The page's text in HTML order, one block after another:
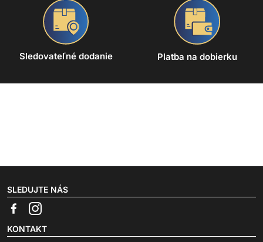
Sledovateľné dodanie Platba na dobierku
SLEDUJTE NÁS
KONTAKT